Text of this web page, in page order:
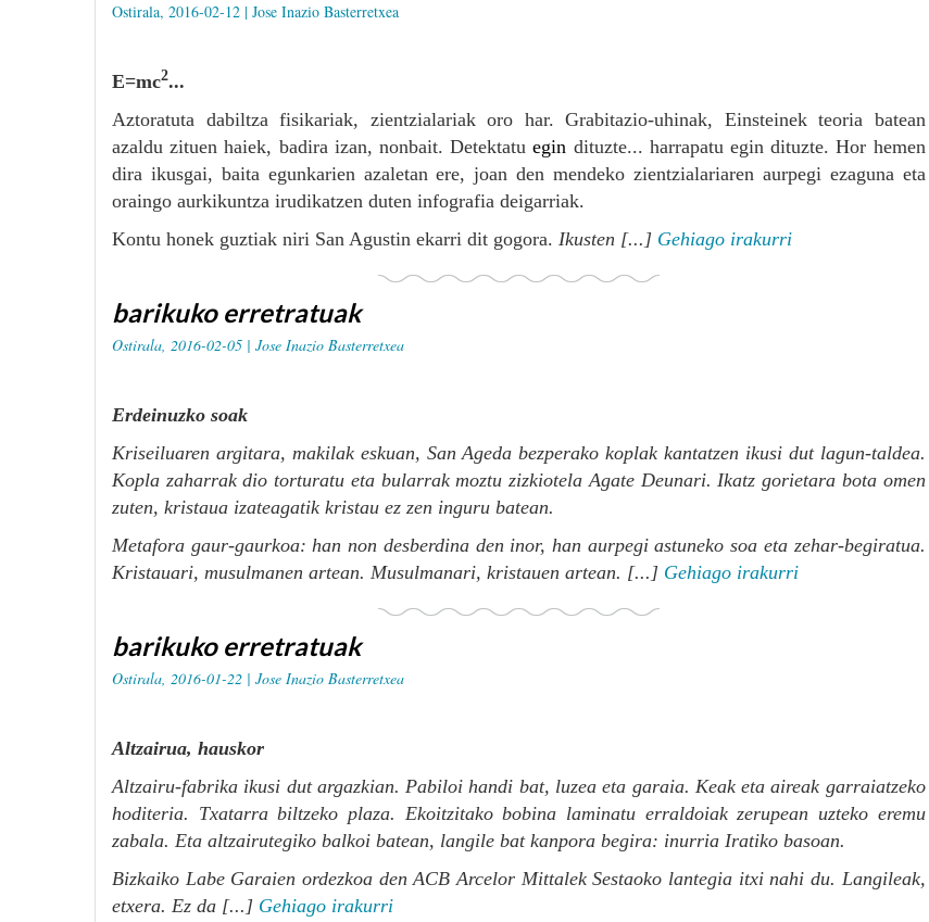
Ostirala, 2016-02-12 | Jose Inazio Basterretxea
E=mc2...
Aztoratuta dabiltza fisikariak, zientzialariak oro har. Grabitazio-uhinak, Einsteinek teoria batean
azaldu zituen haiek, badira izan, nonbait. Detektatuegin dituzte... harrapatu egin dituzte. Hor hemen
dira ikusgai, baita egunkarien azaletan ere, joan den mendeko zientzialariaren aurpegi ezaguna eta
oraingo aurkikuntza irudikatzen duten infografia deigarriak.
Kontu honek guztiak niri San Agustin ekarri dit gogora. Ikusten [...] Gehiago irakurri
barikuko erretratuak
Ostirala, 2016-02-05 | Jose Inazio Basterretxea
Erdeinuzko soak
Kriseiluaren argitara, makilak eskuan, San Ageda bezperako koplak kantatzen ikusi dut lagun-taldea.
Kopla zaharrak dio torturatu eta bularrak moztu zizkiotela Agate Deunari. Ikatz gorietara bota omen
zuten, kristaua izateagatik kristau ez zen inguru batean.
Metafora gaur-gaurkoa: han non desberdina den inor, han aurpegi astuneko soa eta zehar-begiratua.
Kristauari, musulmanen artean. Musulmanari, kristauen artean. [...] Gehiago irakurri
barikuko erretratuak
Ostirala, 2016-01-22 | Jose Inazio Basterretxea
Altzairua, hauskor
Altzairu-fabrika ikusi dut argazkian. Pabiloi handi bat, luzea eta garaia. Keak eta aireak garraiatzeko
hoditeria. Txatarra biltzeko plaza. Ekoitzitako bobina laminatu erraldoiak zerupean uzteko eremu
zabala. Eta altzairutegiko balkoi batean, langile bat kanpora begira: inurria Iratiko basoan.
Bizkaiko Labe Garaien ordezkoa den ACB Arcelor Mittalek Sestaoko lantegia itxi nahi du. Langileak,
etxera. Ez da [...] Gehiago irakurri